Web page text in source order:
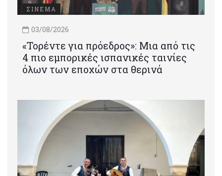
ΣΙΝΕΜΑ
03/08/2026
«Τορέντε για πρόεδρος»: Mια από τις
4 πιο εμπορικές ισπανικές ταινίες
όλων των εποχών στα θερινά